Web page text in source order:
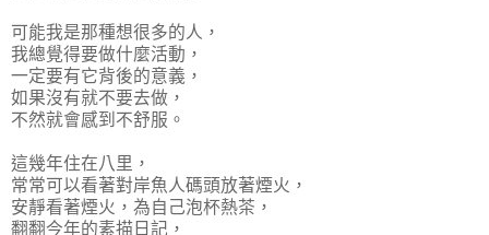
可能我是那種想很多的人，
我總覺得要做什麼活動，
一定要有它背後的意義，
如果沒有就不要去做，
不然就會感到不舒服。
這幾年住在八里，
常常可以看著對岸魚人碼頭放著煙火，
安靜看著煙火，為自己泡杯熱茶，
翻翻今年的素描日記，